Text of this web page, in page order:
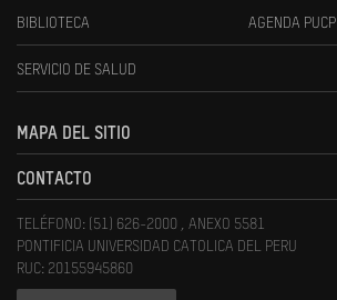
BIBLIOTECA AGENDA PUCP
SERVICIO DE SALUD
MAPA DEL SITIO
CONTACTO
TELÉFONO: (51) 626-2000 , ANEXO 5581
PONTIFICIA UNIVERSIDAD CATOLICA DEL PERU
RUC: 20155945860